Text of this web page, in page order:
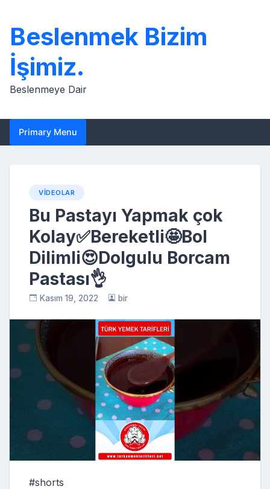
content
Beslenmek Bizim
İşimiz.
Beslenmeye Dair
Primary Menu
VIDEOLAR
Bu Pastayı Yapmak çok
Kolay✅Bereketli🤩Bol
Dilimli😍Dolgulu Borcam
Pastası👌
Kasım 19, 2022 bir
#shorts